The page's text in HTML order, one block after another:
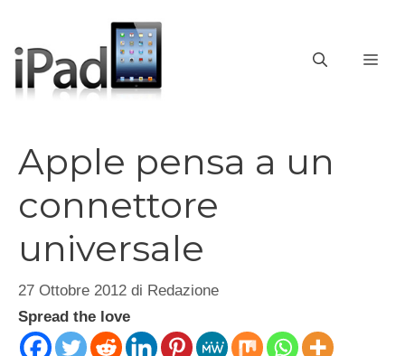
contenuto
Apple pensa a un
connettore
universale
27 Ottobre 2012 di Redazione
Spread the love